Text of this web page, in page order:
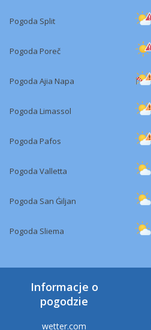
Pogoda Split
Pogoda Poreč
Pogoda Ajia Napa
Pogoda Limassol
Pogoda Pafos
Pogoda Valletta
Pogoda San Ġiljan
Pogoda Sliema
Informacje o
pogodzie
wetter.com